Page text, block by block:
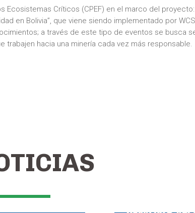
Críticos (CPEF) en el marco del
en Bolivia”, que viene siendo implementado por
a través de este tipo de eventos se busca
hacia una minería cada vez más responsable.